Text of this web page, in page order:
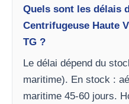
Quels sont les délais
Centrifugeuse Haute
TG ?
Le délai dépend du
maritime). En stock :
maritime 45-60 jours.